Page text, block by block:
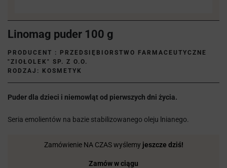
Linomag puder 100 g
PRODUCENT :
PRZEDSIĘBIORSTWO FARMACEUTYCZNE
"ZIOŁOLEK" SP. Z O.O.
RODZAJ: KOSMETYK
Puder dla dzieci i niemowląt od pierwszych dni życia.
Seria emolientów na bazie stabilizowanego oleju lnianego.
Zamówienie NA CZAS wyślemy jeszcze dziś!
Zamów w ciągu